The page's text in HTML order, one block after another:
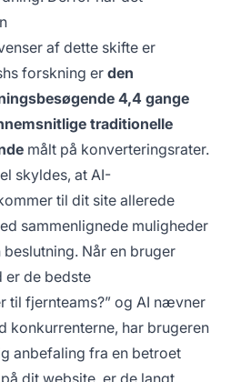
af dette skifte er
forskning er den
4,4 gange
traditionelle
målt på konverteringsrater.
skyldes, at AI-
til dit site allerede
sammenlignede muligheder
Når en bruger
er de bedste
fjernteams?” og AI nævner
konkurrenterne, har brugeren
anbefaling fra en betroet